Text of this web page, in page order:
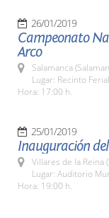
26/01/2019
Campeonato
Arco
Salamanca
Lugar: Recinto
Hora: 17:00 h.
25/01/2019
Inauguración
Villares de la Reina
Lugar: Auditorio
Hora: 19:00 h.